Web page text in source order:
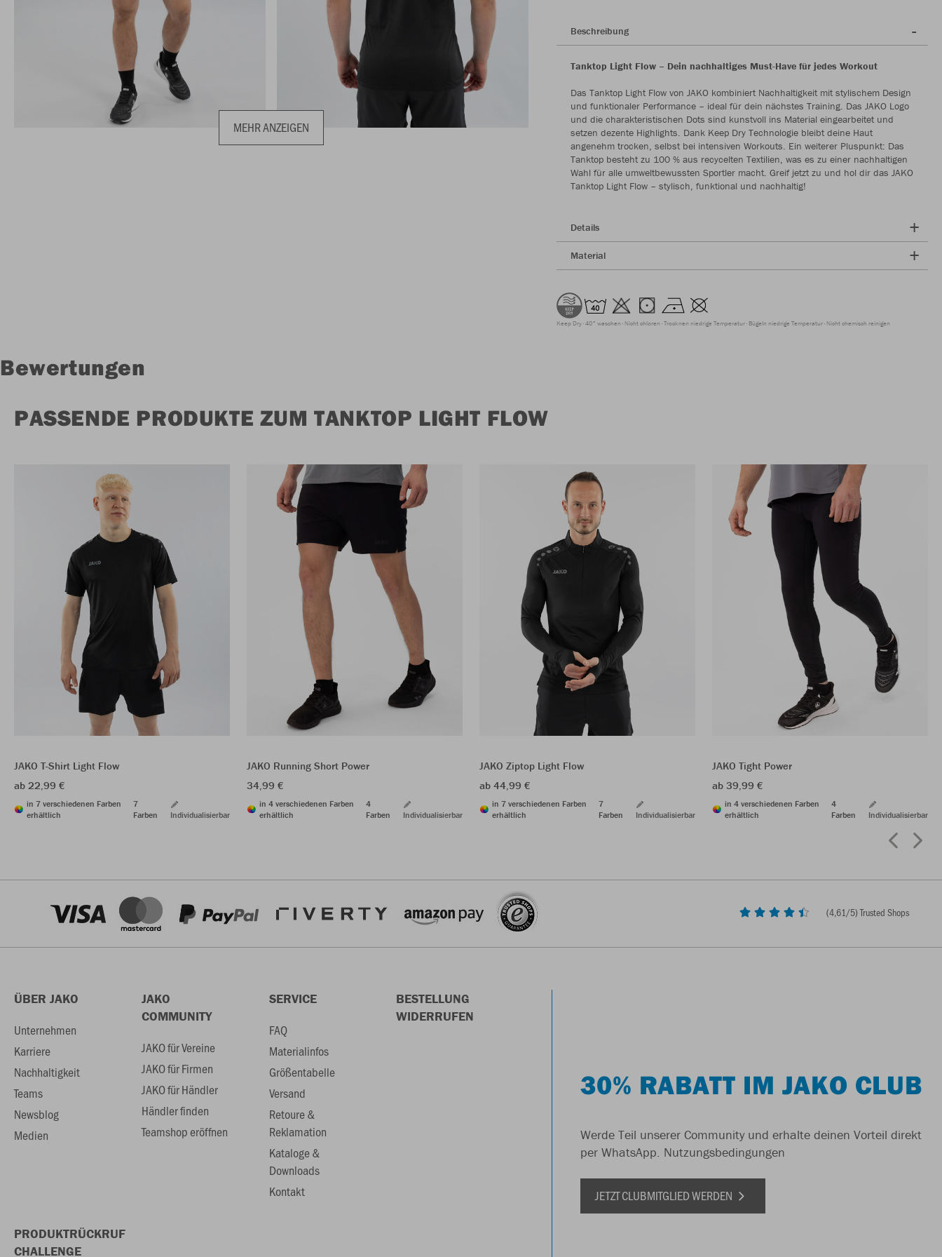
MEHR ANZEIGEN
Beschreibung
Tanktop Light Flow – Dein nachhaltiges Must-Have für jedes Workout
Das Tanktop Light Flow von JAKO kombiniert Nachhaltigkeit mit stylischem Design
und funktionaler Performance – ideal für dein nächstes Training. Das JAKO Logo
und die charakteristischen Dots sind kunstvoll ins Material eingearbeitet und
setzen dezente Highlights. Dank Keep Dry Technologie bleibt deine Haut
angenehm trocken, selbst bei intensiven Workouts. Ein weiterer Pluspunkt: Das
Tanktop besteht zu 100 % aus recycelten Textilien, was es zu einer nachhaltigen
Wahl für alle umweltbewussten Sportler macht. Greif jetzt zu und hol dir das JAKO
Tanktop Light Flow – stylisch, funktional und nachhaltig!
Details
Material
Keep Dry 40° waschen Nicht chloren Trocknen niedrige Temperatur Bügeln niedrige Temperatur Nicht chemisch reinigen
Bewertungen
PASSENDE PRODUKTE ZUM TANKTOP LIGHT FLOW
JAKO T-Shirt Light Flow
ab 22,99 €
in 7 verschiedenen Farben
erhältlich
7
Farben
Individualisierbar
JAKO Running Short Power
34,99 €
in 4 verschiedenen Farben
erhältlich
4
Farben
Individualisierbar
JAKO Ziptop Light Flow
ab 44,99 €
in 7 verschiedenen Farben
erhältlich
7
Farben
Individualisierbar
JAKO Tight Power
ab 39,99 €
in 4 verschiedenen Farben
erhältlich
4
Farben
Individualisierbar
(4,61/5) Trusted Shops
ÜBER JAKO
Unternehmen
Karriere
Nachhaltigkeit
Teams
Newsblog
Medien
JAKO
COMMUNITY
JAKO für Vereine
JAKO für Firmen
JAKO für Händler
Händler finden
Teamshop eröffnen
SERVICE
FAQ
Materialinfos
Größentabelle
Versand
Retoure &
Reklamation
Kataloge &
Downloads
Kontakt
BESTELLUNG
WIDERRUFEN
PRODUKTRÜCKRUF
CHALLENGE
30% RABATT IM JAKO CLUB
Werde Teil unserer Community und erhalte deinen Vorteil direkt
per WhatsApp. Nutzungsbedingungen
JETZT CLUBMITGLIED WERDEN